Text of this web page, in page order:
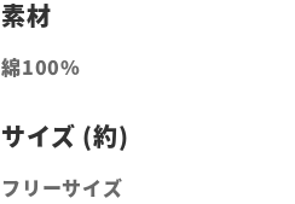
綿100%
フリーサイズ